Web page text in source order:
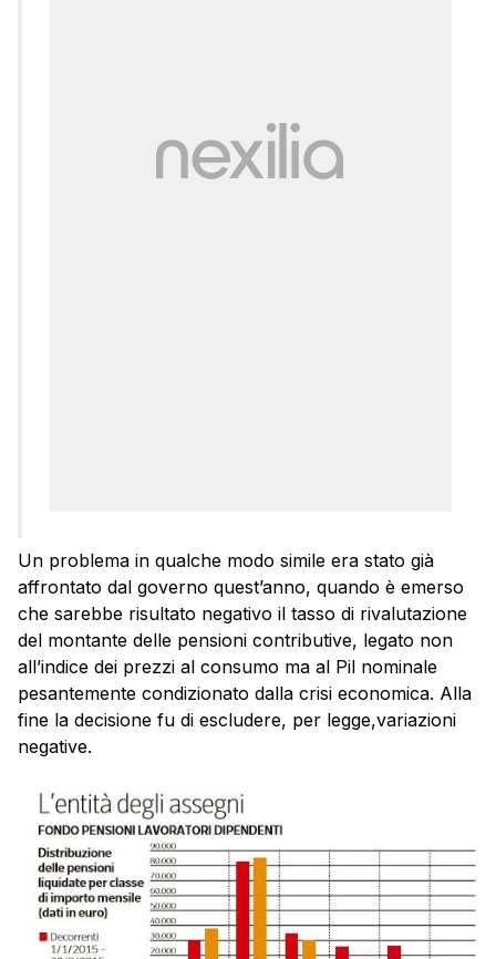
Un problema in qualche modo simile era stato già
affrontato dal governo quest’anno, quando è emerso
che sarebbe risultato negativo il tasso di rivalutazione
del montante delle pensioni contributive, legato non
all’indice dei prezzi al consumo ma al Pil nominale
pesantemente condizionato dalla crisi economica. Alla
fine la decisione fu di escludere, per legge,variazioni
negative.